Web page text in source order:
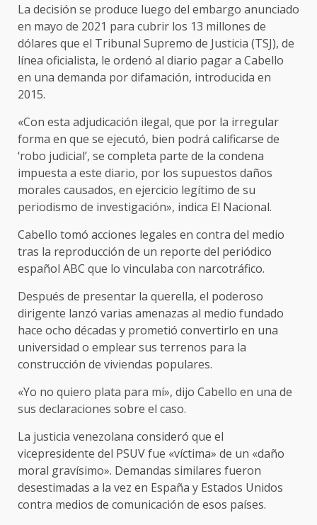
La decisión se produce luego del embargo anunciado
en mayo de 2021 para cubrir los 13 millones de
dólares que el Tribunal Supremo de Justicia (TSJ), de
línea oficialista, le ordenó al diario pagar a Cabello
en una demanda por difamación, introducida en
2015.
«Con esta adjudicación ilegal, que por la irregular
forma en que se ejecutó, bien podrá calificarse de
‘robo judicial’, se completa parte de la condena
impuesta a este diario, por los supuestos daños
morales causados, en ejercicio legítimo de su
periodismo de investigación», indica El Nacional.
Cabello tomó acciones legales en contra del medio
tras la reproducción de un reporte del periódico
español ABC que lo vinculaba con narcotráfico.
Después de presentar la querella, el poderoso
dirigente lanzó varias amenazas al medio fundado
hace ocho décadas y prometió convertirlo en una
universidad o emplear sus terrenos para la
construcción de viviendas populares.
«Yo no quiero plata para mí», dijo Cabello en una de
sus declaraciones sobre el caso.
La justicia venezolana consideró que el
vicepresidente del PSUV fue «víctima» de un «daño
moral gravísimo». Demandas similares fueron
desestimadas a la vez en España y Estados Unidos
contra medios de comunicación de esos países.